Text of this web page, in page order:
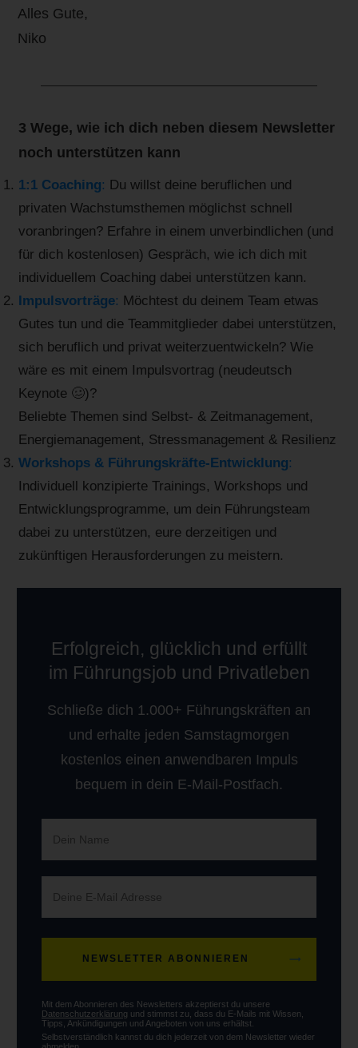
Alles Gute,
Niko
3 Wege, wie ich dich neben diesem Newsletter
noch unterstützen kann
1:1 Coaching: Du willst deine beruflichen und
privaten Wachstumsthemen möglichst schnell
voranbringen? Erfahre in einem unverbindlichen (und
für dich kostenlosen) Gespräch, wie ich dich mit
individuellem Coaching dabei unterstützen kann.
Impulsvorträge: Möchtest du deinem Team etwas
Gutes tun und die Teammitglieder dabei unterstützen,
sich beruflich und privat weiterzuentwickeln? Wie
wäre es mit einem Impulsvortrag (neudeutsch
Keynote 🥴)?
Beliebte Themen sind Selbst- & Zeitmanagement,
Energiemanagement, Stressmanagement & Resilienz
Workshops & Führungskräfte-Entwicklung:
Individuell konzipierte Trainings, Workshops und
Entwicklungsprogramme, um dein Führungsteam
dabei zu unterstützen, eure derzeitigen und
zukünftigen Herausforderungen zu meistern.
Erfolgreich, glücklich und erfüllt
im Führungsjob und Privatleben
Schließe dich 1.000+ Führungskräften an
und erhalte jeden Samstagmorgen
kostenlos einen anwendbaren Impuls
bequem in dein E-Mail-Postfach.
NEWSLETTER ABONNIEREN
Mit dem Abonnieren des Newsletters akzeptierst du unsere
Datenschutzerklärung und stimmst zu, dass du E-Mails mit Wissen,
Tipps, Ankündigungen und Angeboten von uns erhältst.
Selbstverständlich kannst du dich jederzeit von dem Newsletter wieder